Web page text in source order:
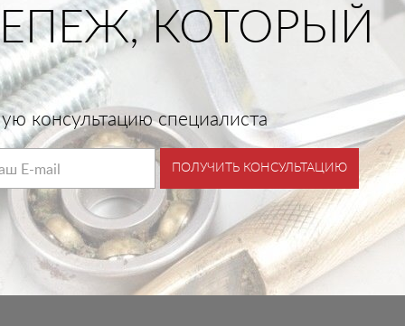
КОТОРЫЙ
консультацию специалиста
ПОЛУЧИТЬ КОНСУЛЬТАЦИЮ